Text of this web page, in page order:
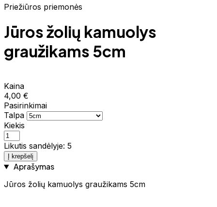
Priežiūros priemonės
Jūros žolių kamuolys
graužikams 5cm
Kaina
4,00 €
Pasirinkimai
Talpa
Kiekis
Likutis sandėlyje: 5
Į krepšelį
Aprašymas
Jūros žolių kamuolys graužikams 5cm